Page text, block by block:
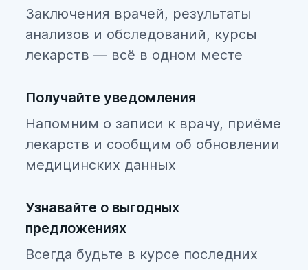
Заключения врачей, результаты
анализов и обследований, курсы
лекарств — всё в одном месте
Получайте уведомления
Напомним о записи к врачу, приёме
лекарств и сообщим об обновлении
медицинских данных
Узнавайте о выгодных
предложениях
Всегда будьте в курсе последних